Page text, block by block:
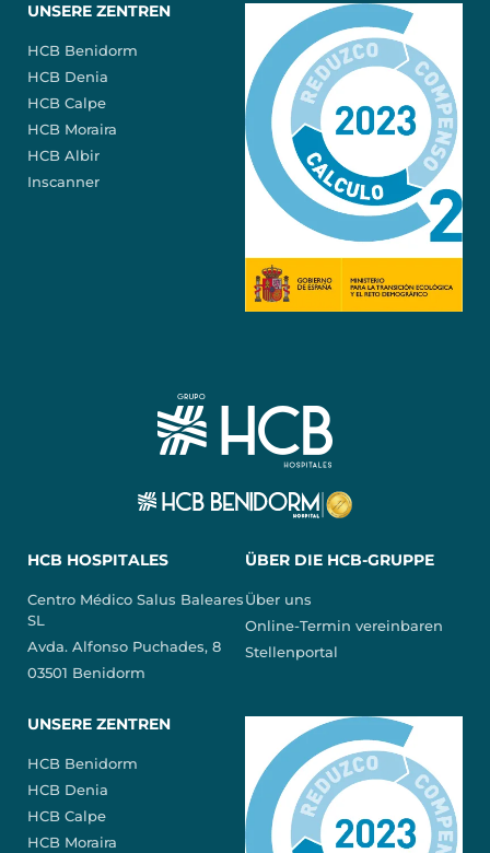
UNSERE ZENTREN
HCB Benidorm
HCB Denia
HCB Calpe
HCB Moraira
HCB Albir
Inscanner
HCB HOSPITALES
Centro Médico Salus Baleares
SL
Avda. Alfonso Puchades, 8
03501 Benidorm
ÜBER DIE HCB-GRUPPE
Über uns
Online-Termin vereinbaren
Stellenportal
UNSERE ZENTREN
HCB Benidorm
HCB Denia
HCB Calpe
HCB Moraira